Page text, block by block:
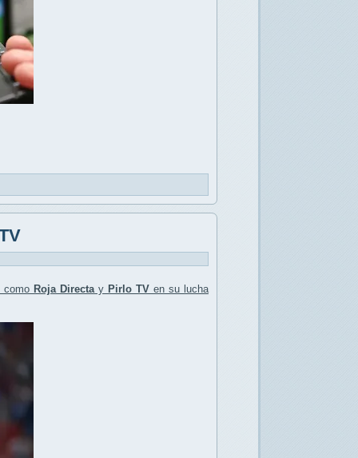
como Roja Directa y Pirlo TV en su lucha